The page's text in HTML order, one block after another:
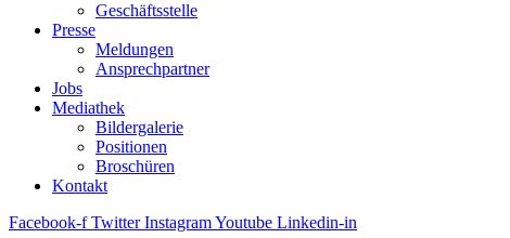
Geschäftsstelle
Presse
Meldungen
Ansprechpartner
Jobs
Mediathek
Bildergalerie
Positionen
Broschüren
Kontakt
Facebook-f Twitter InstagramYoutube Linkedin-in